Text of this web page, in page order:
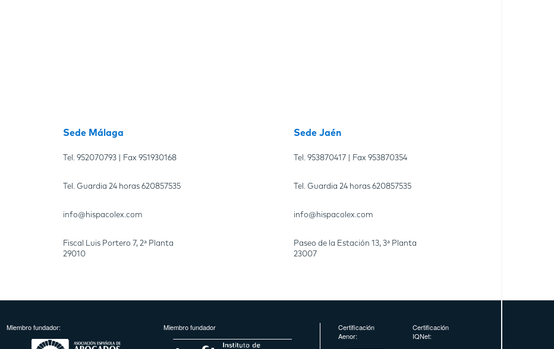
Sede Málaga
Tel. 952070793| Fax 951930168
Tel. Guardia 24 horas 620857535
info@hispacolex.com
Fiscal Luis Portero 7, 2ª Planta
29010
Sede Jaén
Tel.953870417 | Fax953870354
Tel. Guardia 24 horas620857535
info@hispacolex.com
Paseo de la Estación 13, 3ª Planta
23007
Miembro fundador: Miembro fundador
Certificación
Aenor:
Certificación
IQNet: